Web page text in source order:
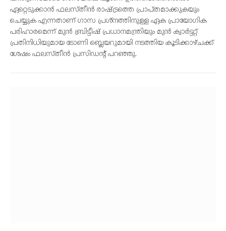
ഏറ്റെടുക്കാന്‍ ഫലസ്തീന്‍ രാഷ്ട്രത്തെ പ്രാപ്തമാക്കുകയും
ചെയ്യുക എന്നതാണ് ഗാസ പ്രശ്‌നത്തിനുള്ള ഏക പ്രായോഗിക
പരിഹാരമെന്ന് മുന്‍ ബ്രിട്ടീഷ് പ്രധാനമന്ത്രിയും മുന്‍ ക്വാര്‍ട്ടറ്റ്
പ്രതിനിധിയുമായ ടോണി ബ്ലെയറുമായി നടത്തിയ കൂടിക്കാഴ്ചക്ക്
ശേഷം ഫലസ്തീന്‍ പ്രസിഡന്റ് പറഞ്ഞു.